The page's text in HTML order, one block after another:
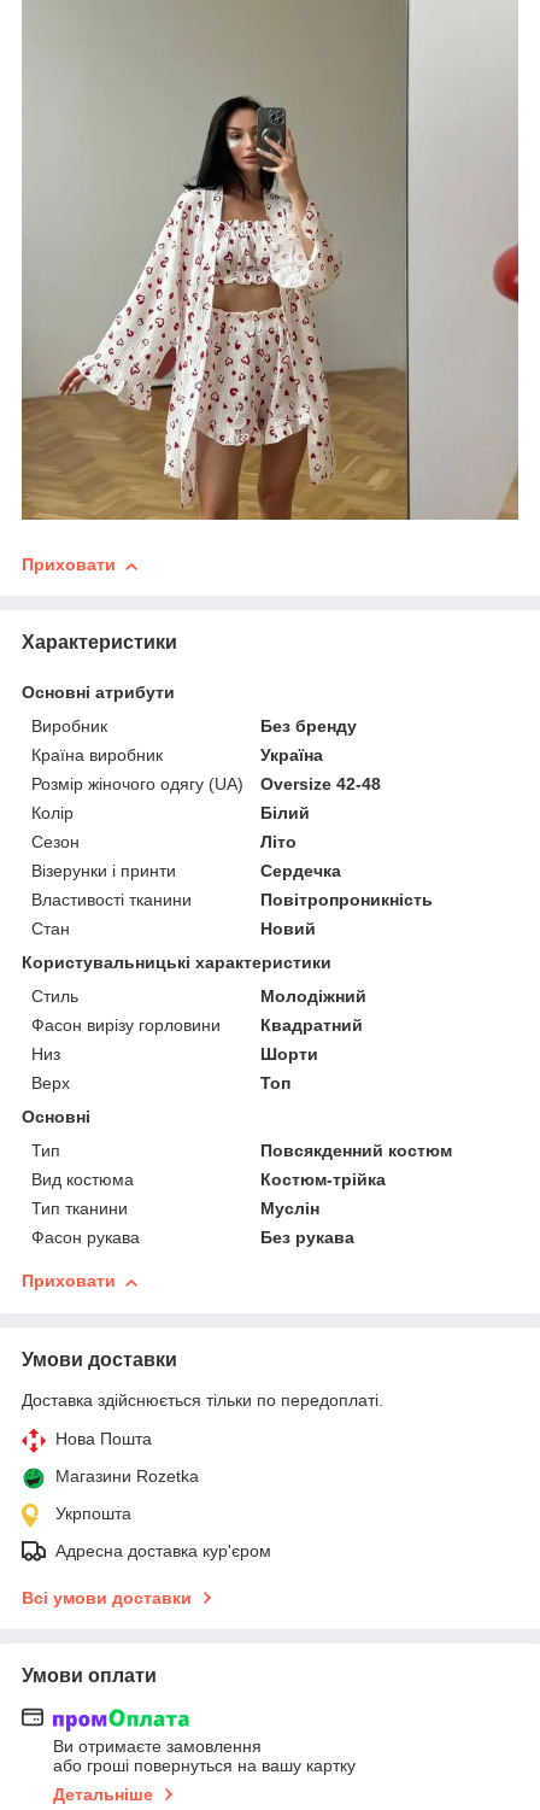
Приховати
Характеристики
Основні атрибути
Виробник
Без бренду
Країна виробник
Україна
Розмір жіночого одягу (UA)
Oversize 42-48
Колір
Білий
Сезон
Літо
Візерунки і принти
Сердечка
Властивості тканини
Повітропроникність
Стан
Новий
Користувальницькі характеристики
Стиль
Молодіжний
Фасон вирізу горловини
Квадратний
Низ
Шорти
Верх
Топ
Основні
Тип
Повсякденний костюм
Вид костюма
Костюм-трійка
Тип тканини
Муслін
Фасон рукава
Без рукава
Приховати
Умови доставки
Доставка здійснюється тільки по передоплаті.
Нова Пошта
Магазини Rozetka
Укрпошта
Адресна доставка кур'єром
Всі умови доставки
Умови оплати
Ви отримаєте замовлення
або гроші повернуться на вашу картку
Детальніше